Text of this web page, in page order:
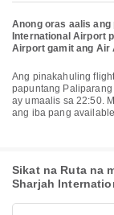
Anong oras aalis ang
International Airport
Airport gamit ang Air
Ang pinakahuling flight mula Hazrat Shahjalal International Airport
papuntang
ay umaalis sa 22:50.
ang iba pang
Sikat na Ruta na
Sharjah